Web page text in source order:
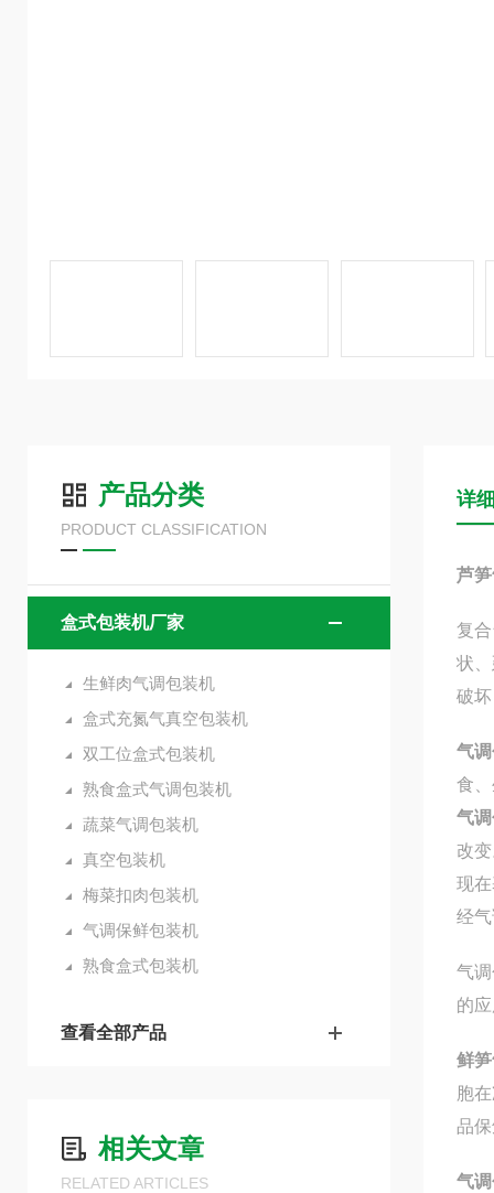
产品分类
PRODUCT CLASSIFICATION
盒式包装机厂家
生鲜肉气调包装机
盒式充氮气真空包装机
双工位盒式包装机
熟食盒式气调包装机
蔬菜气调包装机
真空包装机
梅菜扣肉包装机
气调保鲜包装机
熟食盒式包装机
查看全部产品
相关文章
RELATED ARTICLES
详
芦
复
状
破
气
食
气
改
现
经
气
的
鲜
胞
品
气